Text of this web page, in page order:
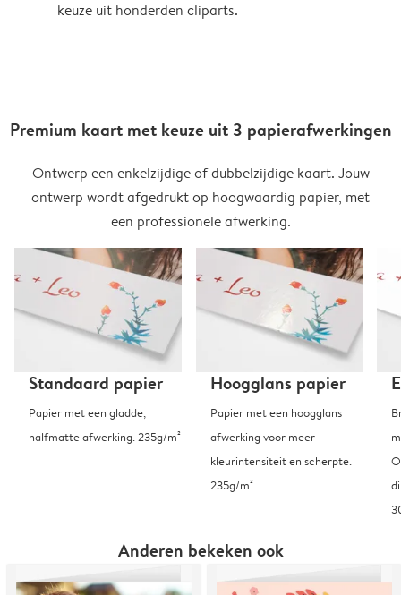
keuze uit honderden cliparts.
Premium kaart met keuze uit 3 papierafwerkingen
Ontwerp een enkelzijdige of dubbelzijdige kaart. Jouw
ontwerp wordt afgedrukt op hoogwaardig papier, met
een professionele afwerking.
Standaard papier
Papier met een gladde,
halfmatte afwerking. 235g/m²
Hoogglans papier
Papier met een hoogglans
afwerking voor meer
kleurintensiteit en scherpte.
235g/m²
Anderen bekeken ook